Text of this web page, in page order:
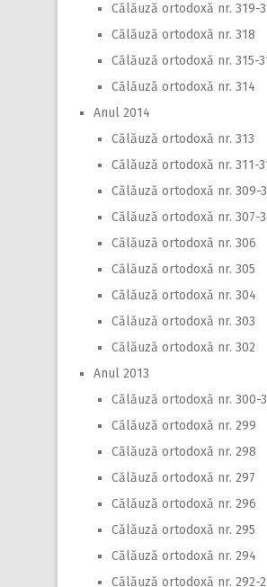
Călăuză ortodoxă nr. 319-
Călăuză ortodoxă nr. 318
Călăuză ortodoxă nr. 315-
Călăuză ortodoxă nr. 314
Anul 2014
Călăuză ortodoxă nr. 313
Călăuză ortodoxă nr. 311-
Călăuză ortodoxă nr. 309-
Călăuză ortodoxă nr. 307-
Călăuză ortodoxă nr. 306
Călăuză ortodoxă nr. 305
Călăuză ortodoxă nr. 304
Călăuză ortodoxă nr. 303
Călăuză ortodoxă nr. 302
Anul 2013
Călăuză ortodoxă nr. 300-
Călăuză ortodoxă nr. 299
Călăuză ortodoxă nr. 298
Călăuză ortodoxă nr. 297
Călăuză ortodoxă nr. 296
Călăuză ortodoxă nr. 295
Călăuză ortodoxă nr. 294
Călăuză ortodoxă nr. 292-